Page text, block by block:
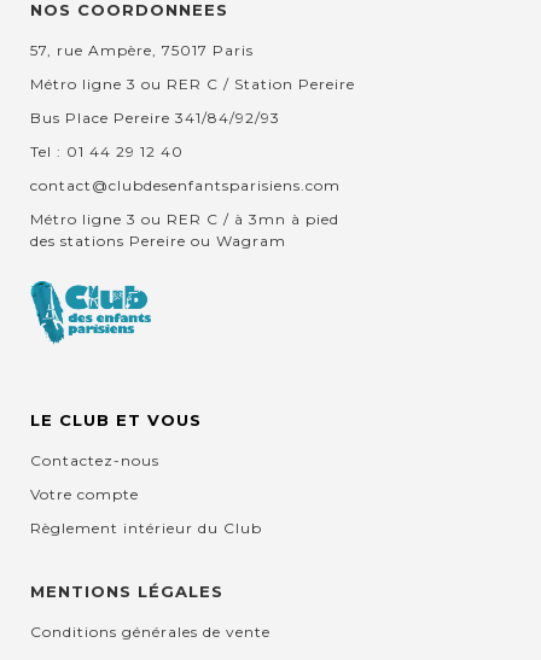
NOS COORDONNEES
57, rue Ampère, 75017 Paris
Métro ligne 3 ou RER C / Station Pereire
Bus Place Pereire 341/84/92/93
Tel : 01 44 29 12 40
contact@clubdesenfantsparisiens.com
Métro ligne 3 ou RER C / à 3mn à pied
des stations Pereire ou Wagram
LE CLUB ET VOUS
Contactez-nous
Votre compte
Règlement intérieur du Club
MENTIONS LÉGALES
Conditions générales de vente